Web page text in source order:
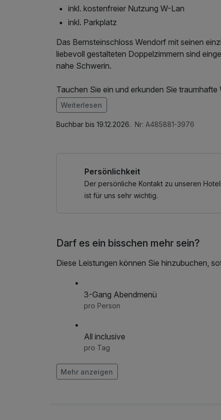
inkl. kostenfreier Nutzung W-Lan
inkl. Parkplatz
Das Bernsteinschloss Wendorf mit seinen
liebevoll gestalteten Doppelzimmern sind
nahe Schwerin.
Tauchen Sie ein und erkunden Sie
vierbeinigen Freunden.
*nur im Sommer geöffnet
Im Angebot enthalten
Saunabenutzung, Leihbademantel,
Weiterlesen
Buchbar bis 19.12.2026. Nr: A485881-3976
Persönlichkeit
Der persönliche Kontakt zu unseren
ist für uns sehr wichtig.
Darf es ein bisschen mehr sein?
Diese Leistungen können Sie hinzubuchen,
3-Gang Abendmenü
pro Person
All inclusive
pro Tag
Fahrradverleih
Mehr anzeigen